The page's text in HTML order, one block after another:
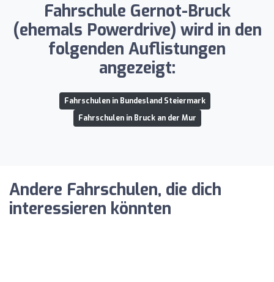
Fahrschule Gernot-Bruck
(ehemals Powerdrive) wird in den
folgenden Auflistungen
angezeigt:
Fahrschulen in Bundesland Steiermark
Fahrschulen in Bruck an der Mur
Andere Fahrschulen, die dich
interessieren könnten